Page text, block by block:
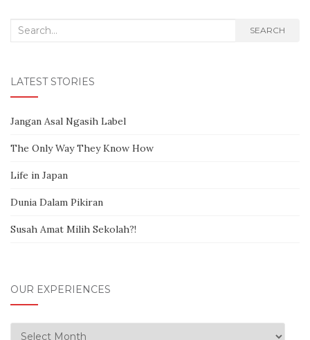
Search for: SEARCH
LATEST STORIES
Jangan Asal Ngasih Label
The Only Way They Know How
Life in Japan
Dunia Dalam Pikiran
Susah Amat Milih Sekolah?!
OUR EXPERIENCES
Our Experiences